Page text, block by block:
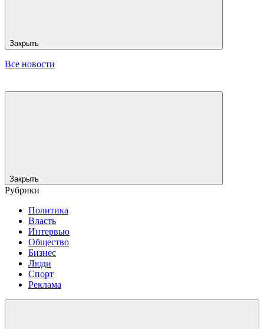
Закрыть
Все новости
Закрыть
Рубрики
Политика
Власть
Интервью
Общество
Бизнес
Люди
Спорт
Реклама